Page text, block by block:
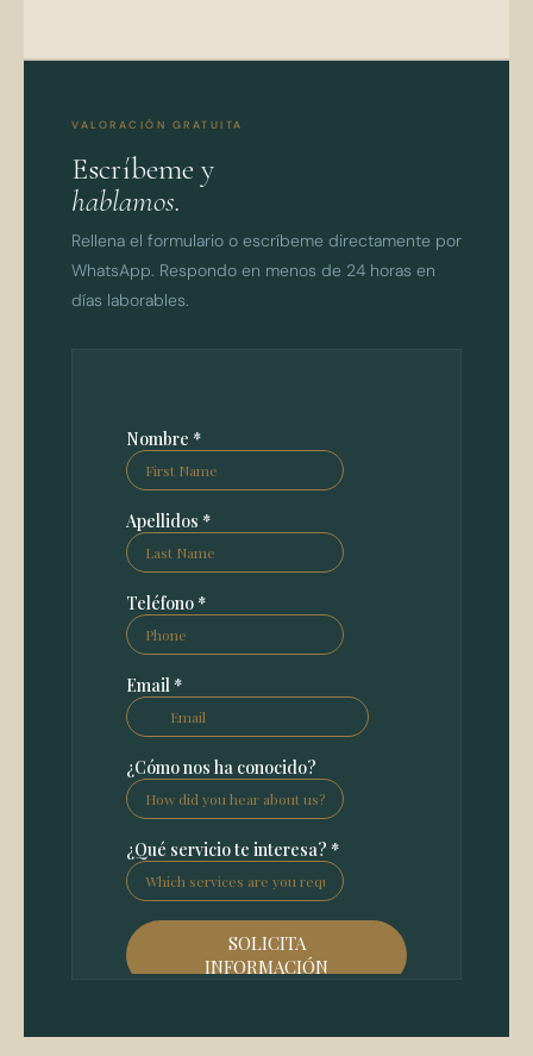
VALORACIÓN GRATUITA
Escríbeme y
hablamos.
Rellena el formulario o escríbeme directamente por
WhatsApp. Respondo en menos de 24 horas en
días laborables.